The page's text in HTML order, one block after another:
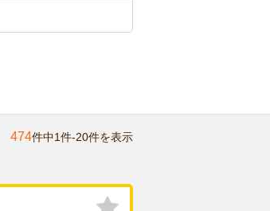
474件中1件-20件を表示